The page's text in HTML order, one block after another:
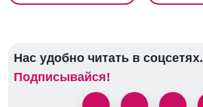
Нас удобно читать в соцсетях.
Подписывайся!